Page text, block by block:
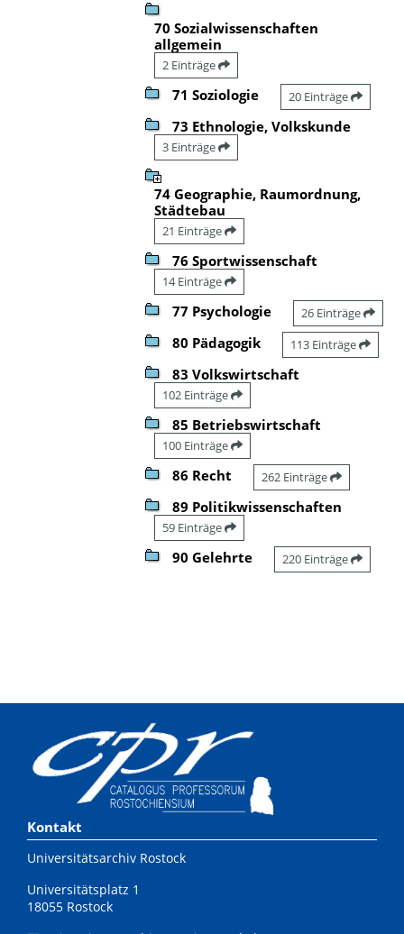
70 Sozialwissenschaften
allgemein
2 Einträge
71 Soziologie 20 Einträge
73 Ethnologie, Volkskunde
3 Einträge
74 Geographie, Raumordnung,
Städtebau
21 Einträge
76 Sportwissenschaft
14 Einträge
77 Psychologie 26 Einträge
80 Pädagogik 113 Einträge
83 Volkswirtschaft
102 Einträge
85 Betriebswirtschaft
100 Einträge
86 Recht 262 Einträge
89 Politikwissenschaften
59 Einträge
90 Gelehrte 220 Einträge
Kontakt
Universitätsarchiv Rostock
Universitätsplatz 1
18055 Rostock